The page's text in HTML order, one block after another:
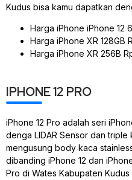
Kudus bisa kamu dapatkan
Harga iPhone iPhone 12
Harga iPhone XR 128GB
Harga iPhone XR 256B
IPHONE 12 PRO
iPhone 12 Pro adalah seri
denga LIDAR Sensor dan triple
mengusung body kaca
dibanding iPhone 12 dan
Pro di Wates Kabupaten